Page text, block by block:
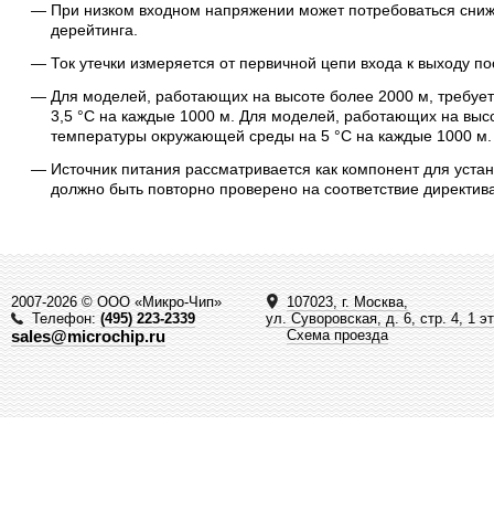
При низком входном напряжении может потребоваться
дерейтинга.
Ток утечки измеряется от первичной цепи входа к выходу
Для моделей, работающих на высоте более 2000 м,
3,5 °C на каждые 1000 м. Для моделей, работающих на
температуры окружающей среды на 5 °C на каждые 1000 м.
Источник питания рассматривается как компонент для
должно быть повторно проверено на соответствие
2007-2026 © ООО «Микро-Чип»
Телефон:(495) 223-2339
sales@microchip.ru
107023, г. Москва,
ул. Суворовская, д. 6, стр. 4, 1
Схема проезда